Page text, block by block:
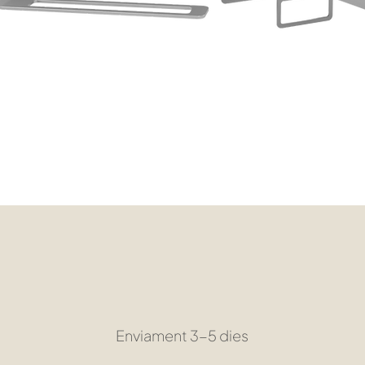
Enviament 3-5 dies